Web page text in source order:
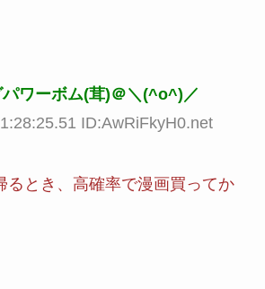
ワーボム(茸)＠＼(^o^)／
ID:AwRiFkyH0.net
るとき、高確率で漫画買ってか